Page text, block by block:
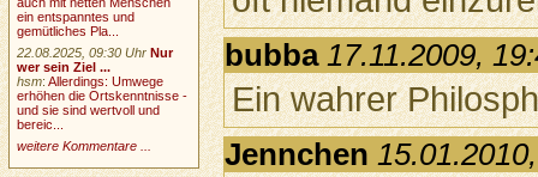
bubba 17.11.2009,
Ein wahrer
Jennchen
ein entspanntes und
gemütliches Pla...
22.08.2025, 09:30 Uhr Nur
wer sein Ziel ...
hsm:Allerdings: Umwege
erhöhen die Ortskenntnisse -
und sie sind wertvoll und
bereic...
weitere Kommentare ...